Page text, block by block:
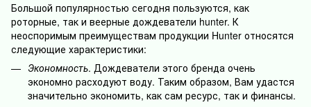
Большой популярностью сегодня пользуются, как
роторные, так и веерные дождеватели hunter. К
неоспоримым преимуществам продукции Hunter относятся
следующие характеристики:
Экономность. Дождеватели этого бренда очень
экономно расходуют воду. Таким образом, Вам удастся
значительно экономить, как сам ресурс, так и финансы.